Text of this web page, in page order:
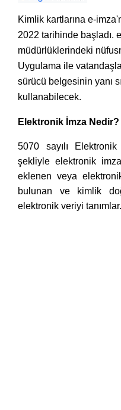
Kimlik kartlarına e-
2022 tarihinde başladı.
müdürlüklerindeki
Uygulama ile
sürücü belgesinin yanı
kullanabilecek.
Elektronik İmza Nedir?
5070 sayılı
şekliyle elektronik
eklenen veya
bulunan ve kimlik
elektronik veriyi tanımlar.